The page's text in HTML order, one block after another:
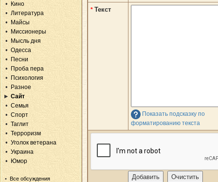
Кино
Литература
Майсы
Миссионеры
Мысль дня
Одесса
Песни
Проба пера
Психология
Разное
Сайт
Семья
Спорт
Таглит
Терроризм
Уголок ветерана
Украина
Юмор
Все обсуждения
* Текст
Показать подсказку по
форматированию текста